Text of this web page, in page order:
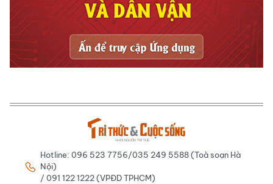
Hotline: 096 523 7756/035 249 5588 (Toà soạn Hà
Nội)
/ 091 122 1222 (VPĐD TPHCM)